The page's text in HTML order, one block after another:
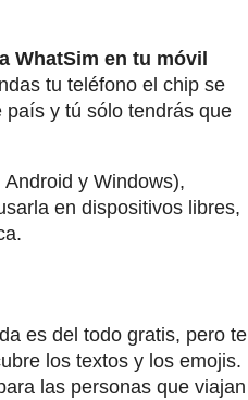
WhatSim en tu móvil
tu teléfono el chip se
y tú sólo tendrás que
y Windows),
en dispositivos libres,
es del todo gratis, pero te
los textos y los emojis.
las personas que viajan